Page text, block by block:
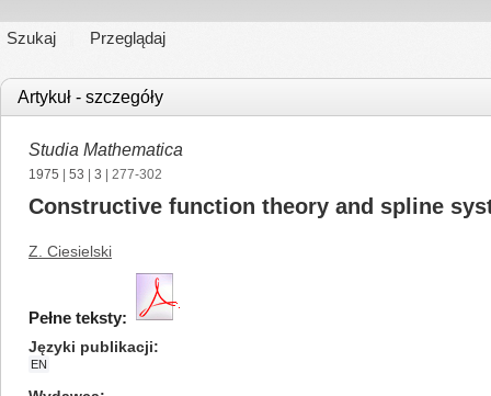
Szukaj Przeglądaj
Artykuł - szczegóły
Studia Mathematica
1975 53 3 | 277-302
Constructive function theory and spline
Z. Ciesielski
Pełne teksty:
Języki publikacji
EN